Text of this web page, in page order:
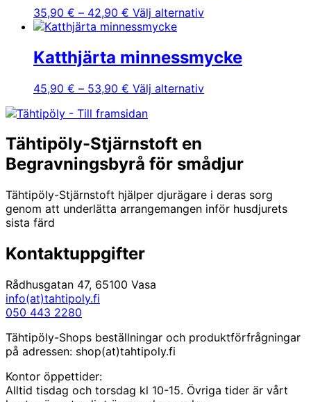
35,90 € – 42,90 € Prisintervall:
35,90 €
42,90 €
Välj alternativDen
har
flera
De
på
Katthjärta minnessmycke
45,90 € – 53,90 € Prisintervall:
till
Välj alternativDen
varianter.
De
alternativen
kan
Tähtipöly-Stjärnstoft en
Begravningsbyrå för smådjur
Tähtipöly-Stjärnstoft hjälper djurägare i deras sorg
genom att underlätta arrangemangen inför husdjurets
sista färd
Kontaktuppgifter
Rådhusgatan 47, 65100 Vasa
info(at)tahtipoly.fi
050 443 2280
Tähtipöly-Shops beställningar och produktförfrågningar
på adressen: shop(at)tahtipoly.fi
Kontor öppettider:
Alltid tisdag och torsdag kl 10-15. Övriga tider är vårt